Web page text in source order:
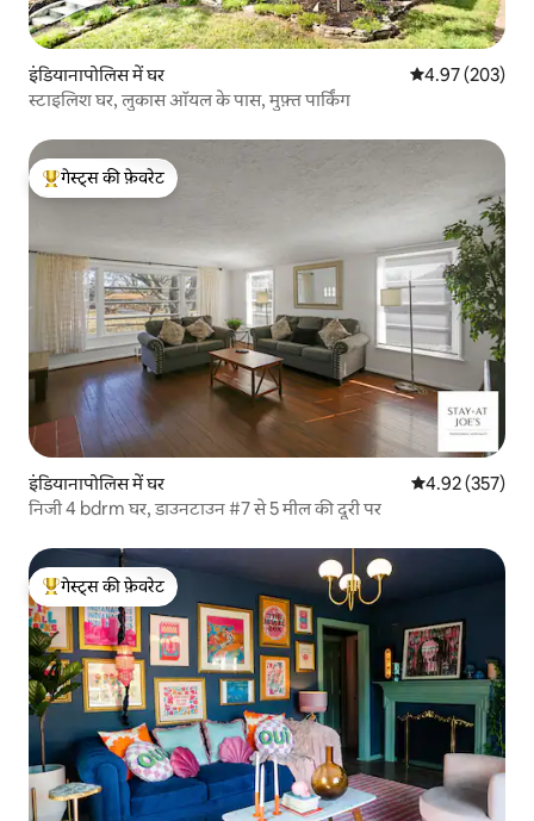
इंडियानापोलिस में घर औसत रेटिंग 5 में से
4.97 (203)
स्टाइलिश घर, लुकास ऑयल के पास, मुफ़्त पार्किंग
गेस्ट्स का टॉप फ़ेवरेट
गेस्ट्स की फ़ेवरेट
इंडियानापोलिस में घर औसत रेटिंग 5 में से
4.92 (357)
निजी 4 bdrm घर, डाउनटाउन #7 से 5 मील की दूरी पर
गेस्ट्स का टॉप फ़ेवरेट
गेस्ट्स की फ़ेवरेट